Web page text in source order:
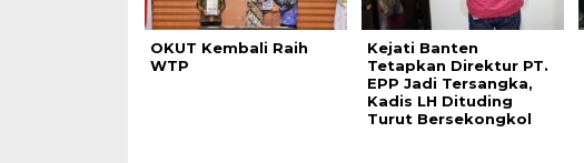
OKUT Kembali Raih
WTP
Kejati Banten
Tetapkan Direktur PT.
EPP Jadi Tersangka,
Kadis LH Dituding
Turut Bersekongkol